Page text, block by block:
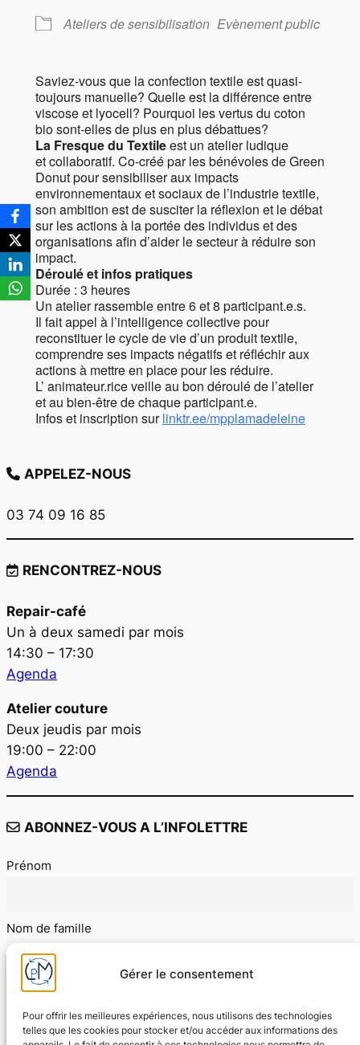
Gérer le consentement
Pour offrir les meilleures expériences, nous utilisons des technologies
telles que les cookies pour stocker et/ou accéder aux informations des
Ateliers de sensibilisation Evènement public
Saviez-vous que la confection textile est quasi-
toujours manuelle? Quelle est la différence entre
viscose et lyocell? Pourquoi les vertus du coton
bio sont-elles de plus en plus débattues?
La Fresque du Textileest un atelier ludique
et collaboratif. Co-créé par les bénévoles de Green
Donut pour sensibiliser aux impacts
environnementaux et sociaux de l’industrie textile,
son ambition est de susciter la réflexion et le débat
sur les actions à la portée des individus et des
organisations afin d’aider le secteur à réduire son
impact.
Déroulé et infos pratiques
Durée : 3 heures
Un atelier rassemble entre 6 et 8 participant.e.s.
Il fait appel à l’intelligence collective pour
reconstituer le cycle de vie d’un produit textile,
comprendre ses impacts négatifs et réfléchir aux
actions à mettre en place pour les réduire.
L’ animateur.rice veille au bon déroulé de l’atelier
et au bien-être de chaque participant.e.
Infos et inscription surlinktr.ee/mpplamadeleine
APPELEZ-NOUS
03 74 09 16 85
RENCONTREZ-NOUS
Repair-café
Un à deux samedi par mois
14:30 – 17:30
Agenda
Atelier couture
Deux jeudis par mois
19:00 – 22:00
Agenda
ABONNEZ-VOUS A L’INFOLETTRE
Prénom
Nom de famille
E-mail